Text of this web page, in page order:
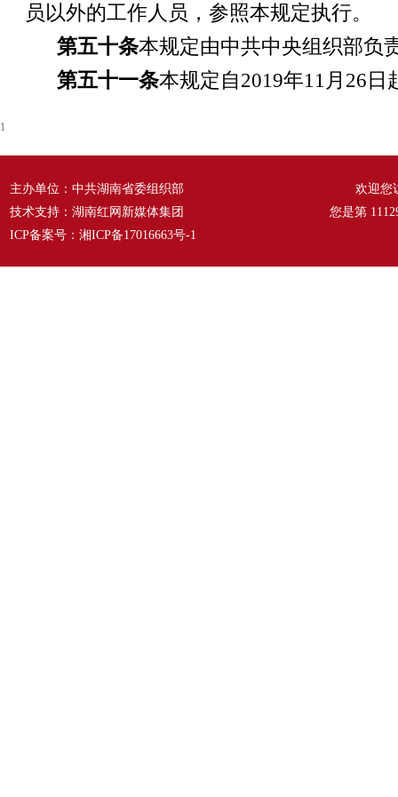
员以外的工作人员，参照本规定执行。
第五十条本规定由中共中央组织部负
第五十一条本规定自2019年11月26日
1
主办单位：中共湖南省委组织部
技术支持：湖南红网新媒体集团
ICP备案号： 湘ICP备17016663号-1
欢迎您
您是第